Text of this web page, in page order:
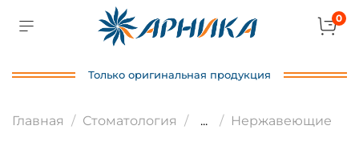
0
Только оригинальная продукция
Главная Стоматология ... Нержавеющие